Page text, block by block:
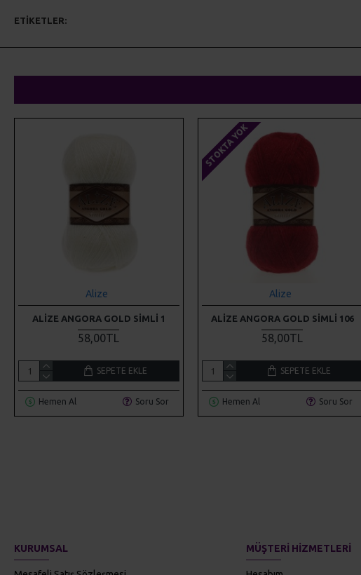
ETIKETLER:
Alize
ALIZE ANGORA GOLD SIMLI 1
58,00TL
SEPETE EKLE
Hemen Al Soru Sor
STOKTA YOK
Alize
ALIZE ANGORA GOLD SIMLI 106
58,00TL
SEPETE EKLE
Hemen Al Soru Sor
KURUMSAL MÜŞTERI HIZMETLERI